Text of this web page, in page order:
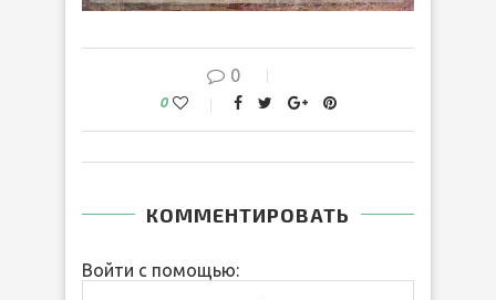
0
0
КОММЕНТИРОВАТЬ
Войти с помощью: